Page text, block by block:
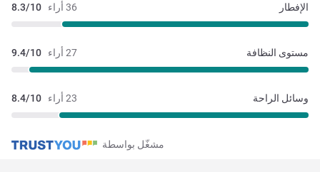
36 أراء 8.3/10 الإفطار
27 أراء 9.4/10 مستوى النظافة
23 أراء 8.4/10 وسائل الراحة
مشغّل بواسطة